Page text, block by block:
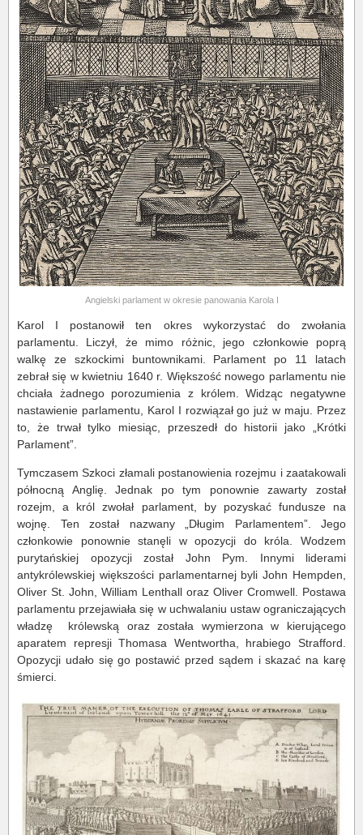
Angielski parlament w okresie panowania Karola I
Karol I postanowił ten okres wykorzystać do zwołania
parlamentu. Liczył, że mimo różnic, jego członkowie poprą
walkę ze szkockimi buntownikami. Parlament po 11 latach
zebrał się w kwietniu 1640 r. Większość nowego parlamentu nie
chciała żadnego porozumienia z królem. Widząc negatywne
nastawienie parlamentu, Karol I rozwiązał go już w maju. Przez
to, że trwał tylko miesiąc, przeszedł do historii jako „Krótki
Parlament”.
Tymczasem Szkoci złamali postanowienia rozejmu i zaatakowali
północną Anglię. Jednak po tym ponownie zawarty został
rozejm, a król zwołał parlament, by pozyskać fundusze na
wojnę. Ten został nazwany „Długim Parlamentem”. Jego
członkowie ponownie stanęli w opozycji do króla. Wodzem
purytańskiej opozycji został John Pym. Innymi liderami
antykrólewskiej większości parlamentarnej byli John Hempden,
Oliver St. John, William Lenthall oraz Oliver Cromwell. Postawa
parlamentu przejawiała się w uchwalaniu ustaw ograniczających
władzę królewską oraz została wymierzona w kierującego
aparatem represji Thomasa Wentwortha, hrabiego Strafford.
Opozycji udało się go postawić przed sądem i skazać na karę
śmierci.